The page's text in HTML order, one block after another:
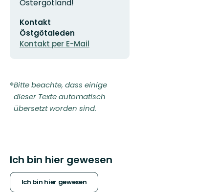
Östergötland!
Mail-
Adresse
Kontakt
Östgötaleden
Kontakt per E-Mail
Bitte beachte, dass einige
dieser Texte automatisch
übersetzt worden sind.
Ich bin hier gewesen
Ich bin hier gewesen